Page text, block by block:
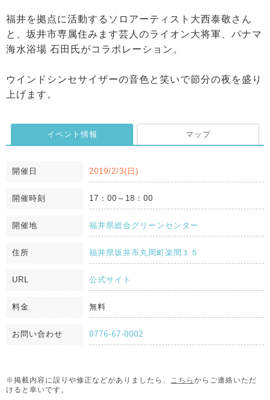
福井を拠点に活動するソロアーティスト大西泰敬さん
と、坂井市専属住みます芸人のライオン大将軍、パナマ
海水浴場 石田氏がコラボレーション。
ウインドシンセサイザーの音色と笑いで節分の夜を盛り
上げます。
イベント情報 マップ
開催日 2019/2/3(日)
開催時刻 17：00～18：00
開催地 福井県総合グリーンセンター
住所 福井県坂井市丸岡町楽間１５
URL 公式サイト
料金 無料
お問い合わせ 0776-67-0002
※掲載内容に誤りや修正などがありましたら、 こちら からご連絡いただ
けると幸いです。